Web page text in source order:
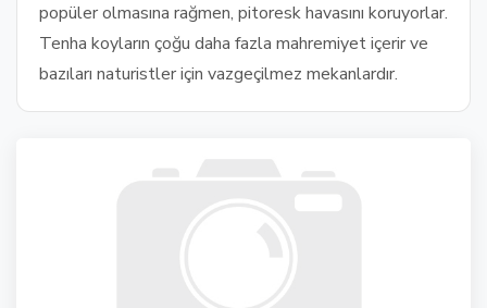
popüler olmasına rağmen, pitoresk havasını koruyorlar.
Tenha koyların çoğu daha fazla mahremiyet içerir ve
bazıları naturistler için vazgeçilmez mekanlardır.